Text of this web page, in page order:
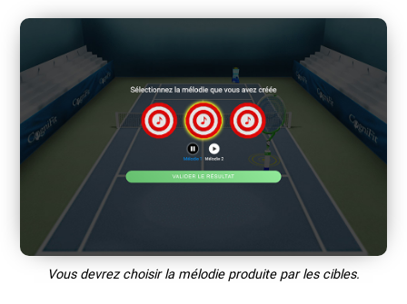
Vous devrez choisir la mélodie produite par les cibles.